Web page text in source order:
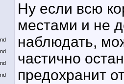
Ну если всю
местами и не
наблюдать,
частично
предохранит